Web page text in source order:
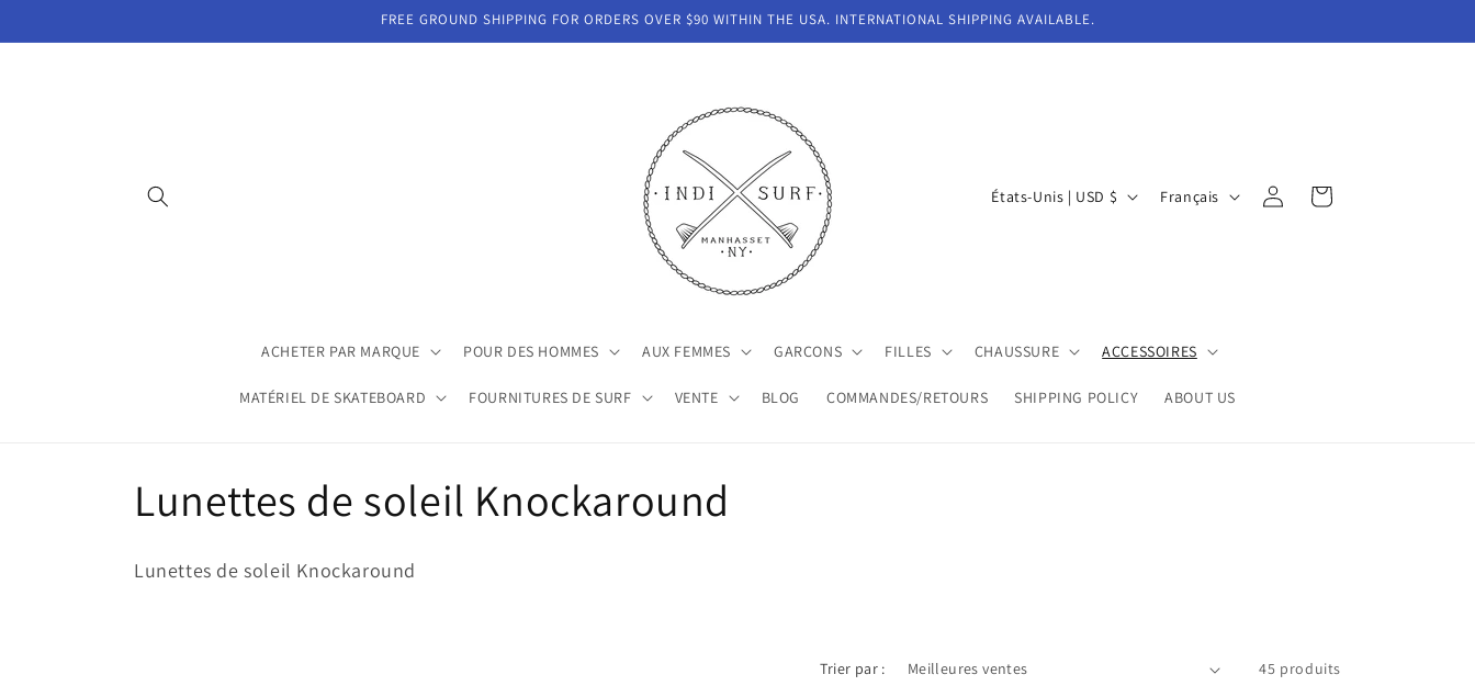
au
FREE GROUND SHIPPING FOR ORDERS OVER $90 WITHIN THE USA. INTERNATIONAL SHIPPING AVAILABLE.
ACHETER PAR MARQUE POUR DES HOMMES AUX FEMMES GARÇONS FILLES CHAUSSURE ACCESSOIRES
MATÉRIEL DE SKATEBOARD FOURNITURES DE SURF VENTE BLOG COMMANDES/RETOURS SHIPPING POLICY ABOUT US
r
é
États-Unis | USD $
e
Français Connexion Panier
C
o
Lunettes de soleil Knockaround
Lunettes de soleil Knockaround
Trier par : 45 produits